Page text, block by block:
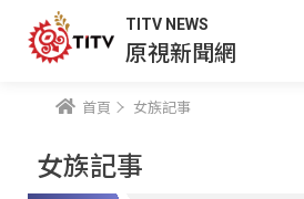
TITV NEWS
原視新聞網
首頁 女族記事
女族記事